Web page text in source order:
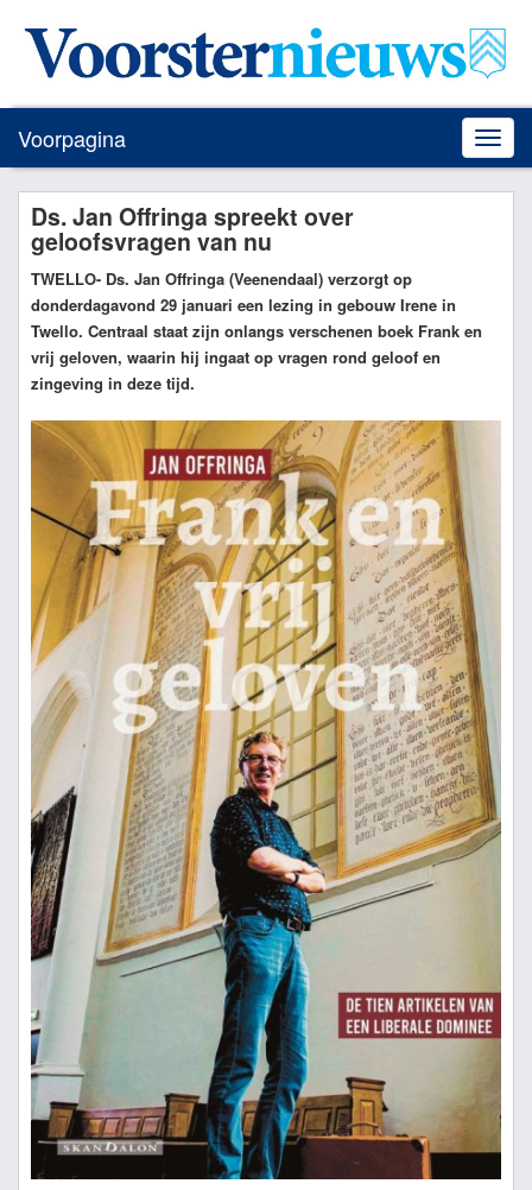
Toggle
Voorpagina
Ds. Jan Offringa spreekt over
geloofsvragen van nu
TWELLO- Ds. Jan Offringa (Veenendaal) verzorgt op
donderdagavond 29 januari een lezing in gebouw Irene in
Twello. Centraal staat zijn onlangs verschenen boek Frank en
vrij geloven, waarin hij ingaat op vragen rond geloof en
zingeving in deze tijd.